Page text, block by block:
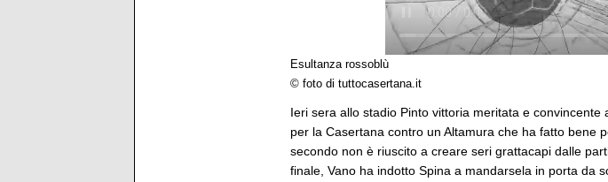
Esultanza rossoblù
© foto di tuttocasertana.it
Ieri sera allo stadio Pinto vittoria meritata e convincente
per la Casertana contro un Altamura che ha fatto bene
secondo non è riuscito a creare seri grattacapi dalle
finale, Vano ha indotto Spina a mandarsela in porta da